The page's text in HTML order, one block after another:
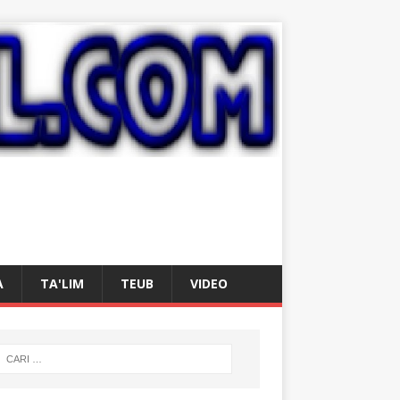
TA'LIM TEUB VIDEO